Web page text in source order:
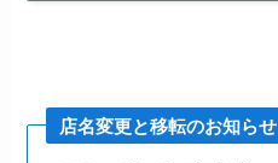
店名変更と移転のお知らせ